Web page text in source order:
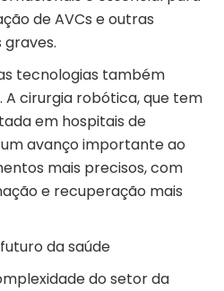
de AVCs e outras
tecnologias também
cirurgia robótica, que tem
em hospitais de
avanço importante ao
mais precisos, com
e recuperação mais
da saúde
do setor da